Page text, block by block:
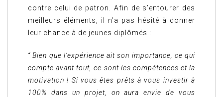
contre celui de patron. Afin de s’entourer des
meilleurs éléments, il n’a pas hésité à donner
leur chance à de jeunes diplômés :
“Bien que l’expérience ait son importance, ce qui
compte avant tout, ce sont les compétences et la
motivation ! Si vous êtes prêts à vous investir à
100% dans un projet, on aura envie de vous